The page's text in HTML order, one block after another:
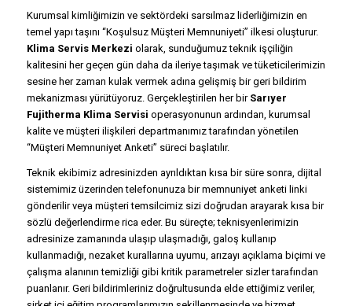
Kurumsal kimliğimizin ve sektördeki sarsılmaz liderliğimizin en
temel yapı taşını “Koşulsuz Müşteri Memnuniyeti” ilkesi oluşturur.
Klima Servis Merkezi olarak, sunduğumuz teknik işçiliğin
kalitesini her geçen gün daha da ileriye taşımak ve tüketicilerimizin
sesine her zaman kulak vermek adına gelişmiş bir geri bildirim
mekanizması yürütüyoruz. Gerçekleştirilen her bir Sarıyer
Fujitherma Klima Servisi operasyonunun ardından, kurumsal
kalite ve müşteri ilişkileri departmanımız tarafından yönetilen
“Müşteri Memnuniyet Anketi” süreci başlatılır.
Teknik ekibimiz adresinizden ayrıldıktan kısa bir süre sonra, dijital
sistemimiz üzerinden telefonunuza bir memnuniyet anketi linki
gönderilir veya müşteri temsilcimiz sizi doğrudan arayarak kısa bir
sözlü değerlendirme rica eder. Bu süreçte; teknisyenlerimizin
adresinize zamanında ulaşıp ulaşmadığı, galoş kullanıp
kullanmadığı, nezaket kurallarına uyumu, arızayı açıklama biçimi ve
çalışma alanının temizliği gibi kritik parametreler sizler tarafından
puanlanır. Geri bildirimleriniz doğrultusunda elde ettiğimiz veriler,